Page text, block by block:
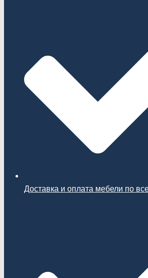
Доставка и оплата мебели по